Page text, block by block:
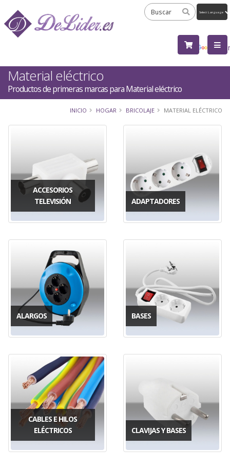
by
Material eléctrico
Productos de primeras marcas para Material eléctrico
INICIO HOGAR BRICOLAJE MATERIAL ELÉCTRICO
ACCESORIOS
TELEVISIÓN
ADAPTADORES
ALARGOS BASES
CABLES E HILOS
ELÉCTRICOS
CLAVIJAS Y BASES